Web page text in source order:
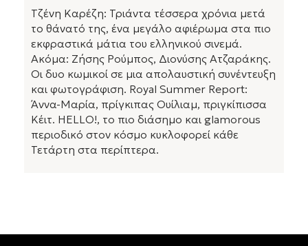
Τζένη Καρέζη: Τριάντα τέσσερα χρόνια μετά
το θάνατό της, ένα μεγάλο αφιέρωμα στα πιο
εκφραστικά μάτια του ελληνικού σινεμά.
Ακόμα: Ζήσης Ρούμπος, Διονύσης Ατζαράκης.
Οι δυο κωμικοί σε μια απολαυστική συνέντευξη
και φωτογράφιση. Royal Summer Report:
Άννα-Μαρία, πρίγκιπας Ουίλιαμ, πριγκίπισσα
Κέιτ. HELLO!, το πιο διάσημο και glamorous
περιοδικό στον κόσμο κυκλοφορεί κάθε
Τετάρτη στα περίπτερα.